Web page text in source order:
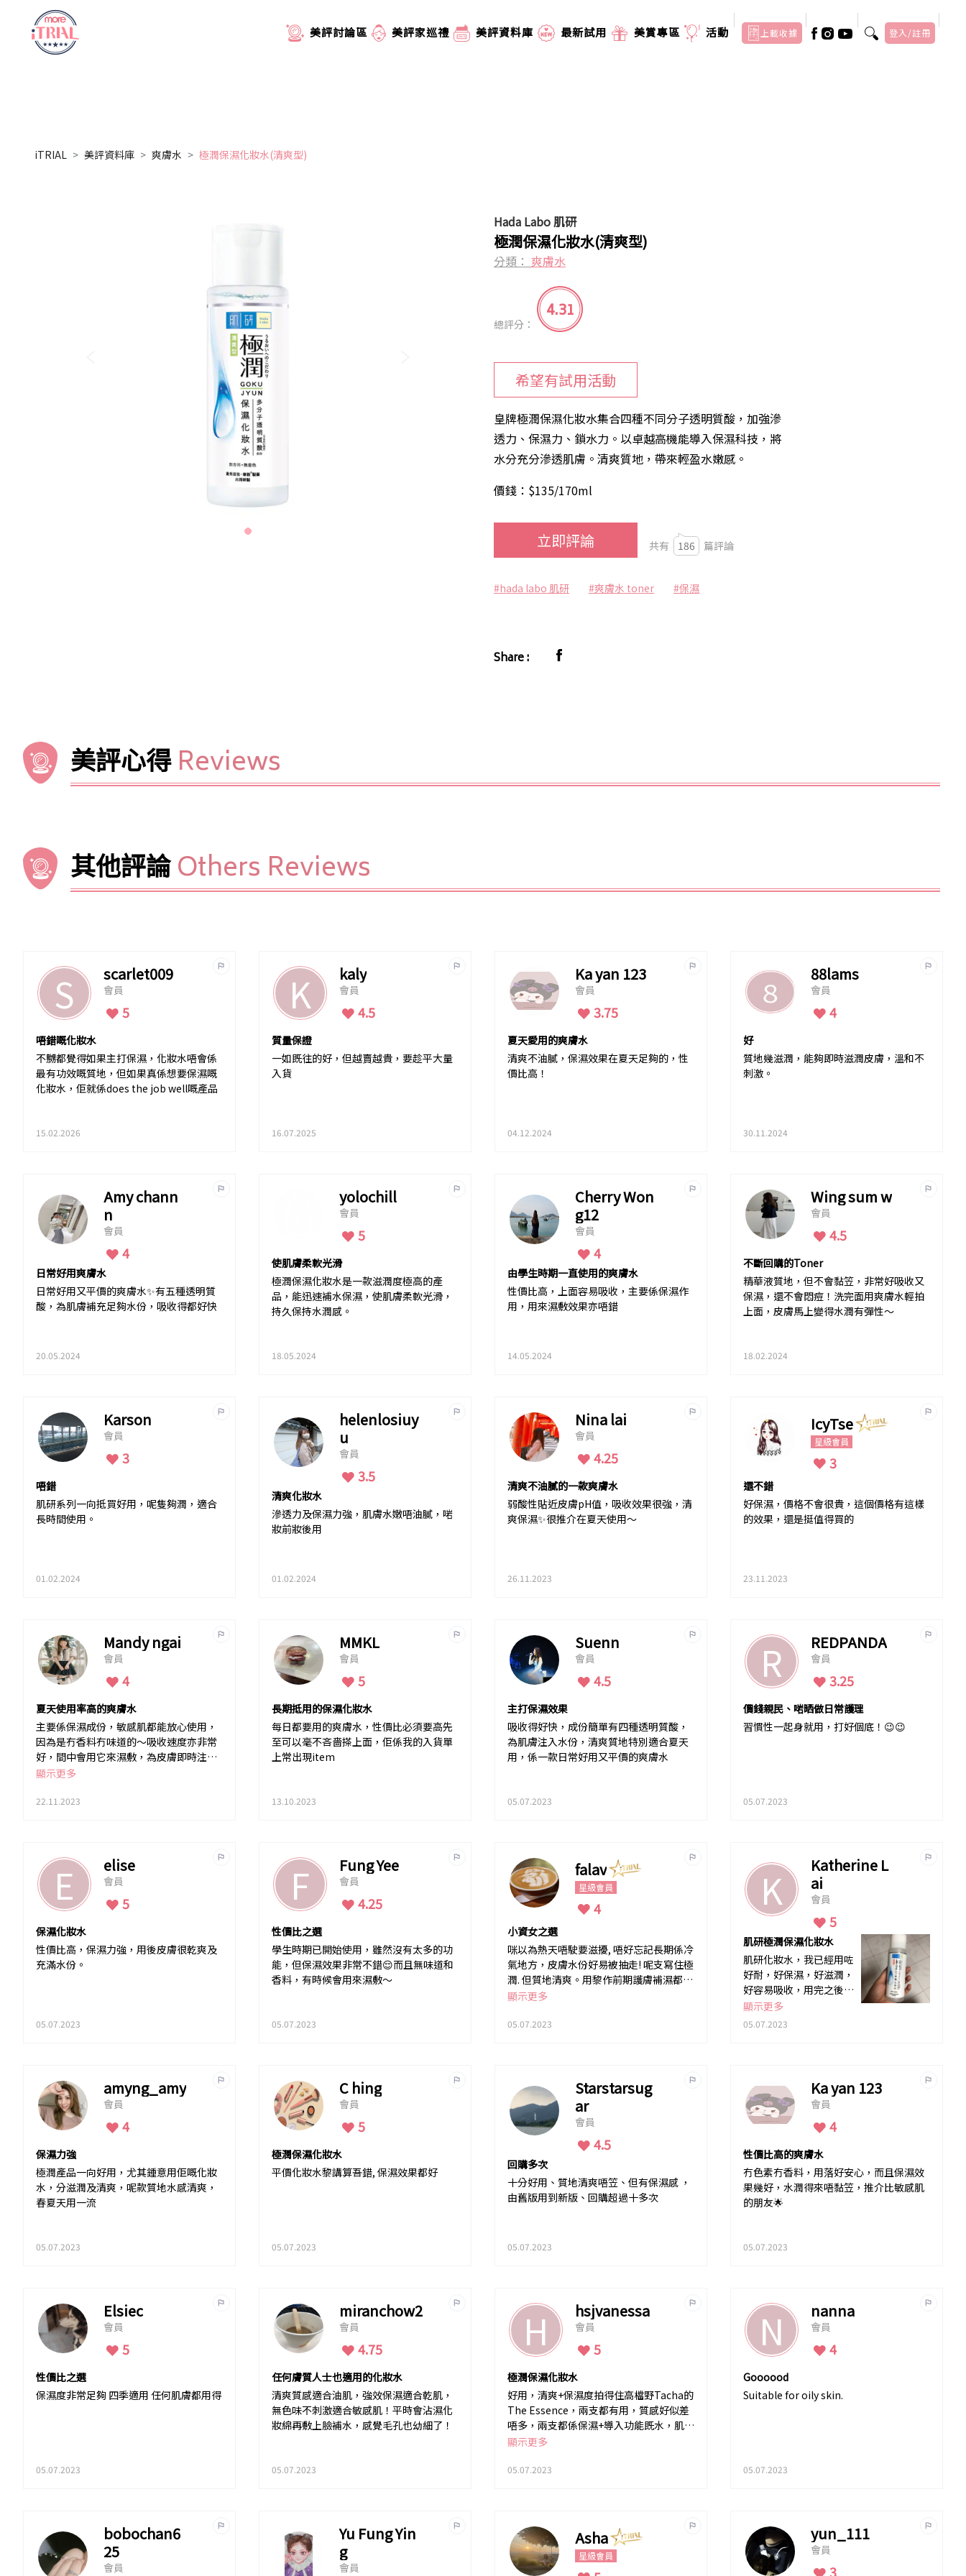
美評討論區 美評家巡禮 美評資料庫 最新試用 美賞專區 活動 上載收據 登入/註冊
iTRIAL 美評資料庫 爽膚水 極潤保濕化妝水(清爽型)
Hada Labo 肌研
極潤保濕化妝水(清爽型)
分類： 爽膚水
總評分：
4.31
希望有試用活動
皇牌極潤保濕化妝水集合四種不同分子透明質酸，加強滲
透力、保濕力、鎖水力。以卓越高機能導入保濕科技，將
水分充分滲透肌膚。清爽質地，帶來輕盈水嫩感。
價錢：$135/170ml
立即評論 共有 186 篇評論
#hada labo 肌研 #爽膚水 toner #保濕
Share :
美評心得 Reviews
其他評論Others Reviews
S scarlet009
會員
5
唔錯嘅化妝水
不嬲都覺得如果主打保濕，化妝水唔會係
最有功效嘅質地，但如果真係想要保濕嘅
化妝水，佢就係does the job well嘅產品
15.02.2026
K kaly
會員
4.5
質量保證
一如既往的好，但越賣越貴，要趁平大量
入貨
16.07.2025
Ka yan 123
會員
3.75
夏天愛用的爽膚水
清爽不油膩，保濕效果在夏天足夠的，性
價比高！
04.12.2024
88lams
會員
4
好
質地幾滋潤，能夠即時滋潤皮膚，溫和不
刺激。
30.11.2024
Amy chann
n
會員
4
日常好用爽膚水
日常好用又平價的爽膚水✨有五種透明質
酸，為肌膚補充足夠水份，吸收得都好快
20.05.2024
yolochill
會員
5
使肌膚柔軟光滑
極潤保濕化妝水是一款滋潤度極高的產
品，能迅速補水保濕，使肌膚柔軟光滑，
持久保持水潤感。
18.05.2024
Cherry Won
g12
會員
4
由學生時期一直使用的爽膚水
性價比高，上面容易吸收，主要係保濕作
用，用來濕敷效果亦唔錯
14.05.2024
Wing sum w
會員
4.5
不斷回購的Toner
精華液質地，但不會黏笠，非常好吸收又
保濕，還不會悶痘！洗完面用爽膚水輕拍
上面，皮膚馬上變得水潤有彈性～
18.02.2024
Karson
會員
3
唔錯
肌研系列一向抵買好用，呢隻夠潤，適合
長時間使用。
01.02.2024
helenlosiuy
u
會員
3.5
清爽化妝水
滲透力及保濕力強，肌膚水嫩唔油膩，啱
妝前妝後用
01.02.2024
Nina lai
會員
4.25
清爽不油膩的一款爽膚水
弱酸性貼近皮膚pH值，吸收效果很強，清
爽保濕✨很推介在夏天使用～
26.11.2023
IcyTse
星級會員
3
還不錯
好保濕，價格不會很貴，這個價格有這樣
的效果，還是挺值得買的
23.11.2023
Mandy ngai
會員
4
夏天使用率高的爽膚水
主要係保濕成份，敏感肌都能放心使用，
因為是冇香料冇味道的～吸收速度亦非常
好，間中會用它來濕敷，為皮膚即時注入
水份，不過冬天用感覺就唔夠保濕
顯示更多
22.11.2023
MMKL
會員
5
長期抵用的保濕化妝水
每日都要用的爽膚水，性價比必須要高先
至可以毫不吝嗇搽上面，佢係我的入貨單
上常出現item
13.10.2023
Suenn
會員
4.5
主打保濕效果
吸收得好快，成份簡單有四種透明質酸，
為肌膚注入水份，清爽質地特別適合夏天
用，係一款日常好用又平價的爽膚水
05.07.2023
R REDPANDA
會員
3.25
價錢親民、啱晒做日常護理
習慣性一起身就用，打好個底！😉😉
05.07.2023
E elise
會員
5
保濕化妝水
性價比高，保濕力強，用後皮膚很乾爽及
充滿水份。
05.07.2023
F Fung Yee
會員
4.25
性價比之選
學生時期已開始使用，雖然沒有太多的功
能，但保濕效果非常不錯😌而且無味道和
香料，有時候會用來濕敷～
05.07.2023
falav
星級會員
4
小資女之選
咪以為熱天唔駛要滋擾, 唔好忘記長期係冷
氣地方，皮膚水份好易被抽走! 呢支寫住極
潤. 但質地清爽。用黎作前期護膚補濕都唔
錯，一支仲要有排用。
顯示更多
05.07.2023
K
Katherine L
ai
會員
5
肌研極潤保濕化妝水
肌研化妝水，我已經用咗
好耐，好保濕，好滋潤，
好容易吸收，用完之後覺
得好清爽，最重要係又好
用，又平
顯示更多
05.07.2023
amyng_amy
會員
4
保濕力強
極潤產品一向好用，尤其鍾意用佢嘅化妝
水，分滋潤及清爽，呢款質地水感清爽，
春夏天用一流
05.07.2023
C hing
會員
5
極潤保濕化妝水
平價化妝水黎講算吾錯, 保濕效果都好
05.07.2023
Starstarsug
ar
會員
4.5
回購多次
十分好用、質地清爽唔笠、但有保濕感 ，
由舊版用到新版、回購超過十多次
05.07.2023
Ka yan 123
會員
4
性價比高的爽膚水
冇色素冇香料，用落好安心，而且保濕效
果幾好，水潤得來唔黏笠，推介比敏感肌
的朋友🌟
05.07.2023
Elsiec
會員
5
性價比之選
保濕度非常足夠 四季適用 任何肌膚都用得
05.07.2023
miranchow2
會員
4.75
任何膚質人士也適用的化妝水
清爽質感適合油肌，強效保濕適合乾肌，
無色味不刺激適合敏感肌！平時會沾濕化
妝綿再敷上臉補水，感覺毛孔也幼細了！
05.07.2023
H hsjvanessa
會員
5
極潤保濕化妝水
好用，清爽+保濕度拍得住高檔野Tacha的
The Essence，兩支都有用，質感好似差
唔多，兩支都係保濕+導入功能既水，肌研
算係平替?
顯示更多
05.07.2023
N nanna
會員
4
Goooood
Suitable for oily skin.
05.07.2023
bobochan6
25
會員
Yu Fung Yin
g
會員
Asha
星級會員
yun_111
會員
3